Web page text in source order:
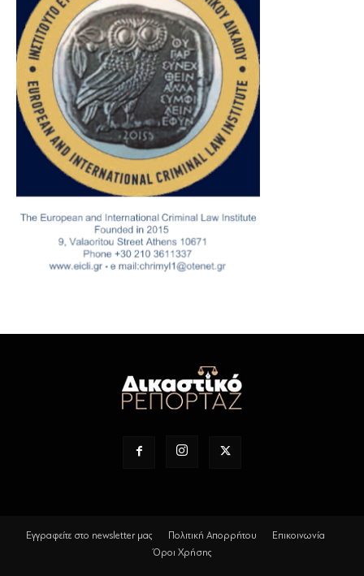
Εγγραφείτε στο newsletter μας Πολιτική Απορρήτου
Επικοινωνία
Όροι Χρήσης